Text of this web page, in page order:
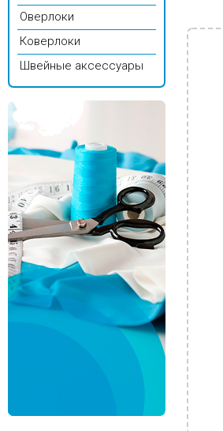
Оверлоки
Коверлоки
Швейные аксессуары